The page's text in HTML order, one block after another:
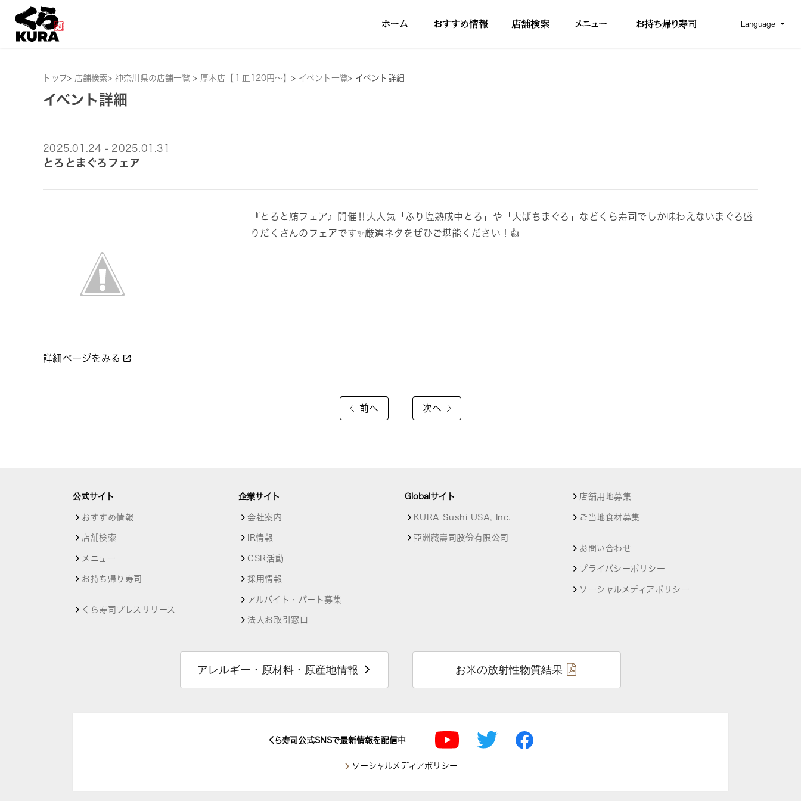
Language
トップ> 店舗検索> 神奈川県の店舗一覧 > 厚木店【１皿120円～】 > イベント一覧> イベント詳細
イベント詳細
2025.01.24 - 2025.01.31
とろとまぐろフェア
詳細ページをみる
『とろと鮪フェア』開催‼大人気「ふり塩熟成中とろ」や「大ばちまぐろ」などくら寿司でしか味わえないまぐろ盛
りだくさんのフェアです✨️厳選ネタをぜひご堪能ください！👍
前へ 次へ
公式サイト
おすすめ情報
店舗検索
メニュー
お持ち帰り寿司
くら寿司プレスリリース
企業サイト
会社案内
IR情報
CSR活動
採用情報
アルバイト・パート募集
法人お取引窓口
Globalサイト
KURA Sushi USA, Inc.
亞洲藏壽司股份有限公司
店舗用地募集
ご当地食材募集
お問い合わせ
プライバシーポリシー
ソーシャルメディアポリシー
アレルギー・原材料・原産地情報 お米の放射性物質結果
くら寿司公式SNSで最新情報を配信中
ソーシャルメディアポリシー